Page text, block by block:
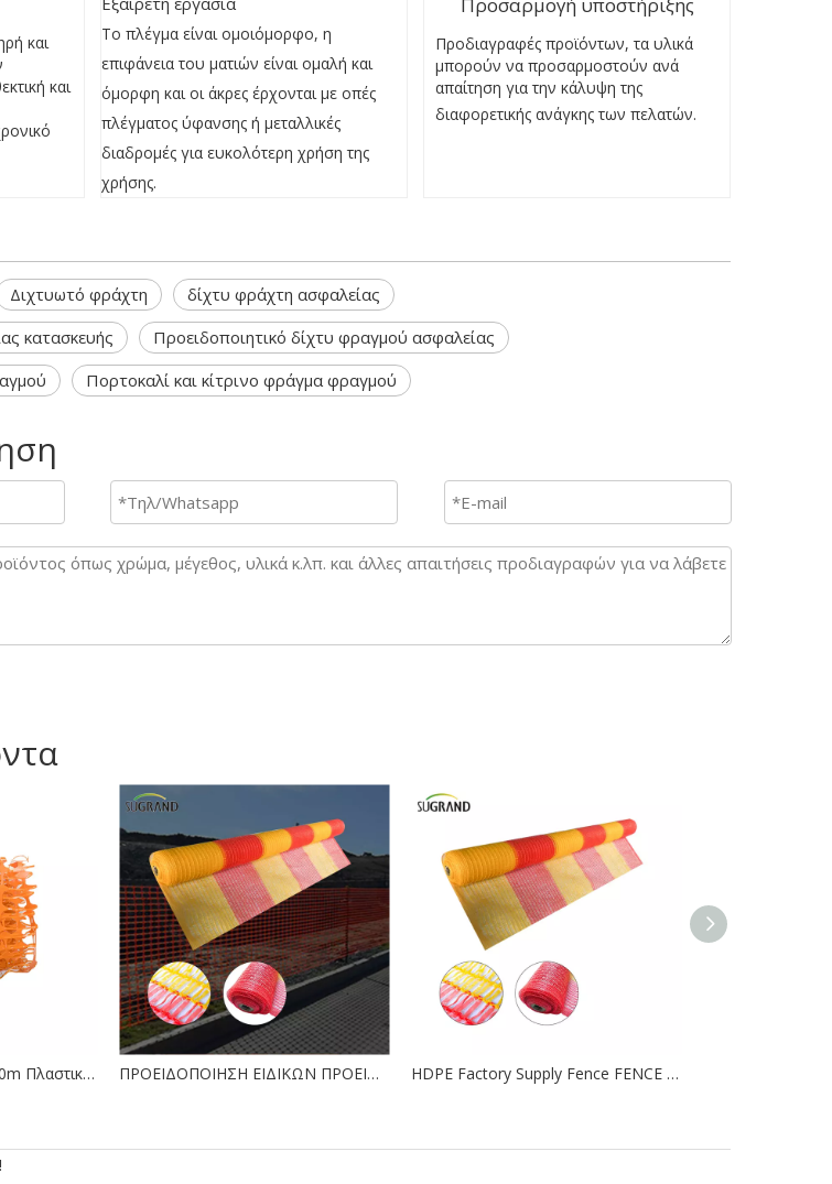
και
και
Το πλέγμα είναι ομοιόμορφο, η
επιφάνεια του ματιών είναι ομαλή και
όμορφη και οι άκρες έρχονται με οπές
πλέγματος ύφανσης ή μεταλλικές
διαδρομές για ευκολότερη χρήση της
χρήσης.
Προδιαγραφές προϊόντων, τα υλικά
μπορούν να προσαρμοστούν ανά
απαίτηση για την κάλυψη της
διαφορετικής ανάγκης των πελατών.
Διχτυωτό φράχτη
δίχτυ φράχτη ασφαλείας
κατασκευής
Προειδοποιητικό δίχτυ φραγμού ασφαλείας
Πορτοκαλί και κίτρινο φράγμα φραγμού
Πορτοκαλί φράχτης 1x50m Πλαστική περίφραξη ματιών ΠΡΟΕΙΔΟΠΟΙΗΣΗ ΕΙΔΙΚΩΝ ΠΡΟΕΙΔΟΠΟΙΗΣΗ ΔΙΑΔΙΚΑΣΙΑ ΔΙΑΚΟΠΗΣ ΠΟΡΤΩΣΗΣ ΠΟΡΤΩΣΗΣ HDPE Factory Supply Fence FENCE NET ROAD BARRIER NET